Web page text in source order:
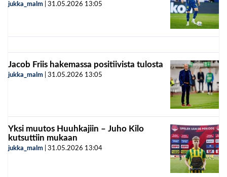
jukka_malm 31.05.2026 13:05
Jacob Friis hakemassa positiivista tulosta
jukka_malm 31.05.2026 13:05
Yksi muutos Huuhkajiin – Juho Kilo
kutsuttiin mukaan
jukka_malm 31.05.2026 13:04